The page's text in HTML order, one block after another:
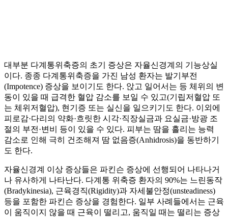
대부분 다계통위축증의 초기 증상은 자율신경계의 기능상실
이다. 종종 다계통위축증을 가진 남성 환자는 발기부전
(Impotence) 증상을 보이기도 한다. 앉고 일어서는 등 체위의 변
동이 있을 때 급격한 혈압 감소를 보일 수 있고(기립저혈압 또
는 체위저혈압), 현기증 또는 실신을 일으키기도 한다. 이외에
피로감·다리의 약화·흐릿한 시각·직장실금과 요실금·방광 조
절의 부전·변비 등이 있을 수 있다. 피부는 땀을 흘리는 능력
감소로 인해 극히 건조해져 땀 없음증(Anhidrosis)을 동반하기
도 한다.
자율신경계 이상 증상들은 파킨슨 증상에 선행되어 나타나거
나 유사하게 나타난다. 다계통 위축증 환자의 90%는 느린동작
(Bradykinesia), 근육경직(Rigidity)과 자세불안정(unsteadiness)
등을 포함한 파킨슨 증상을 경험한다. 일부 사례들에서는 근육
이 움직이지 않을 때 근육이 떨리고, 움직일 때는 떨리는 증상